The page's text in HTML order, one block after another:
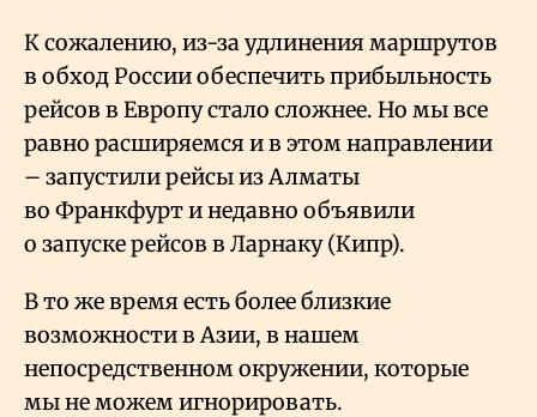
К сожалению, из-за удлинения маршрутов
в обход России обеспечить прибыльность
рейсов в Европу стало сложнее. Но мы все
равно расширяемся и в этом направлении
– запустили рейсы из Алматы
во Франкфурт и недавно объявили
о запуске рейсов в Ларнаку (Кипр).
В то же время есть более близкие
возможности в Азии, в нашем
непосредственном окружении, которые
мы не можем игнорировать.